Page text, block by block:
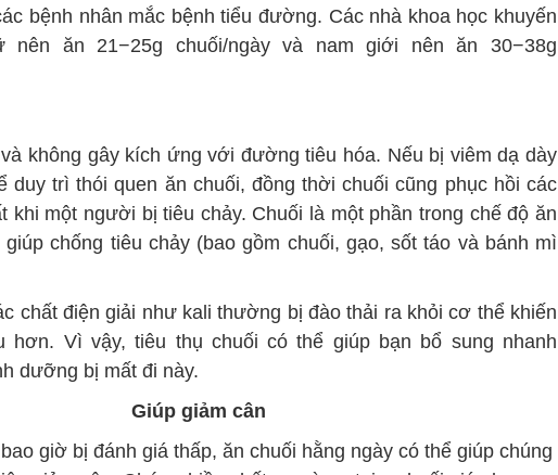
bệnh nhân mắc bệnh tiểu đường. Các nhà khoa học khuyến
nên ăn 21−25g chuối/ngày và nam giới nên ăn 30−38g
không gây kích ứng với đường tiêu hóa. Nếu bị viêm dạ dày
duy trì thói quen ăn chuối, đồng thời chuối cũng phục hồi các
khi một người bị tiêu chảy. Chuối là một phần trong chế độ ăn
chống tiêu chảy (bao gồm chuối, gạo, sốt táo và bánh mì
chất điện giải như kali thường bị đào thải ra khỏi cơ thể khiến
hơn. Vì vậy, tiêu thụ chuối có thể giúp bạn bổ sung nhanh
dưỡng bị mất đi này.
Giúp giảm cân
giờ bị đánh giá thấp, ăn chuối hằng ngày có thể giúp chúng